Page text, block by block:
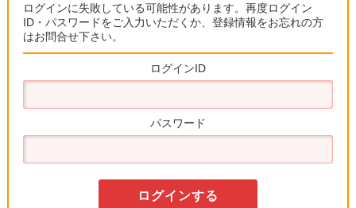
ログインに失敗している可能性があります。再度ログイン
ID・パスワードをご入力いただくか、登録情報をお忘れの方
はお問合せ下さい。
ログインID
パスワード